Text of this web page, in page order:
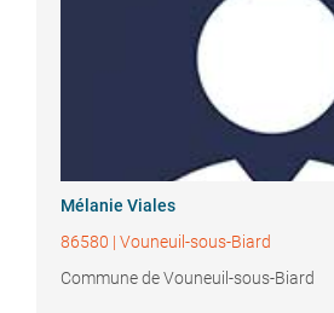
Mélanie Viales
86580 | Vouneuil-sous-Biard
Commune de Vouneuil-sous-Biard